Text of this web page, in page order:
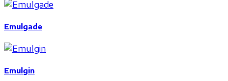
Emulgade
Emulgin